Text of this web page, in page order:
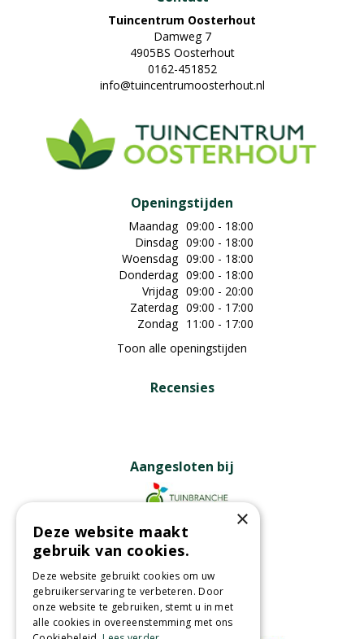
Tuincentrum Oosterhout
Damweg 7
4905BS Oosterhout
0162-451852
info@tuincentrumoosterhout.nl
Openingstijden
Maandag 09:00 - 18:00
Dinsdag 09:00 - 18:00
Woensdag 09:00 - 18:00
Donderdag 09:00 - 18:00
Vrijdag 09:00 - 20:00
Zaterdag 09:00 - 17:00
Zondag 11:00 - 17:00
Toon alle openingstijden
Recensies
Aangesloten bij
Partners
Wij accepteren
×
Deze website maakt
gebruik van cookies.
Deze website gebruikt cookies om uw
gebruikerservaring te verbeteren. Door
onze website te gebruiken, stemt u in met
alle cookies in overeenstemming met ons